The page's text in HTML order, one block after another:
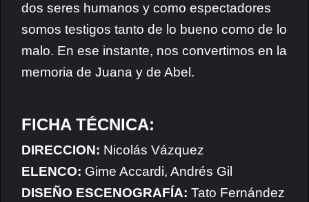
dos seres humanos y como espectadores
somos testigos tanto de lo bueno como de lo
malo. En ese instante, nos convertimos en la
memoria de Juana y de Abel.
FICHA TÉCNICA:
DIRECCION: Nicolás Vázquez
ELENCO: Gime Accardi, Andrés Gil
DISEÑO ESCENOGRAFÍA: Tato Fernández